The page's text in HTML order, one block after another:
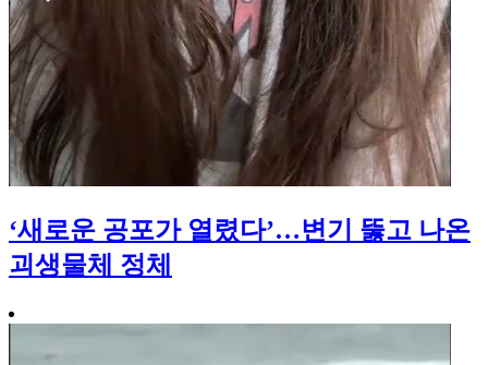
‘새로운 공포가 열렸다’…변기 뚫고 나온
괴생물체 정체